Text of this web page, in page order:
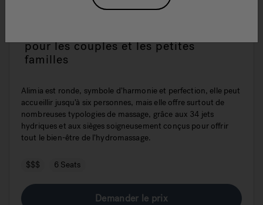
pour les couples et les petites
familles
Alimia est ronde, symbole d’harmonie et perfection, elle peut
accueillir jusqu’à six personnes, mais elle offre surtout de
nombreuses typologies de massage, grâce aux 34 jets
hydriques et aux sièges soigneusement conçus pour offrir
tout le bien-être de l’hydromassage.
$$$ 6 Seats
Demander le prix